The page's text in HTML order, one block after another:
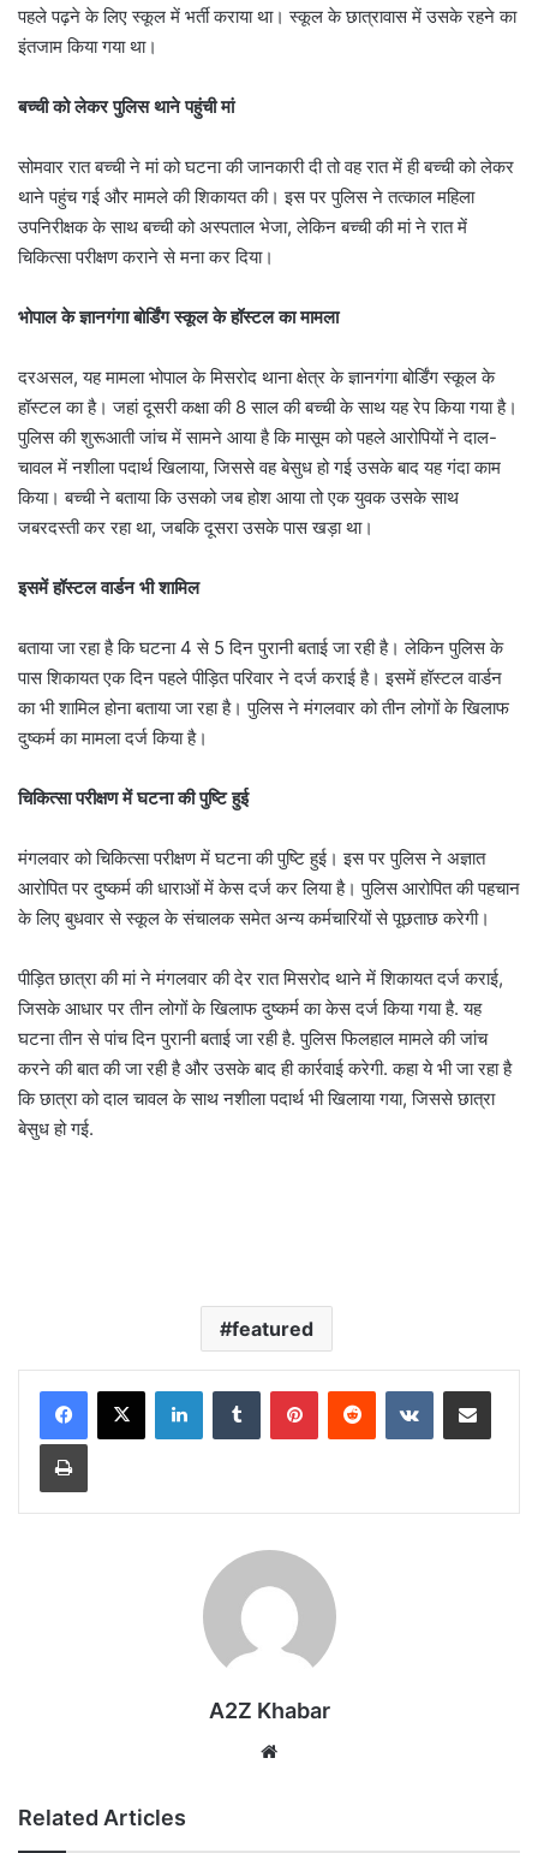
पहले पढ़ने के लिए स्कूल में भर्ती कराया था। स्कूल के छात्रावास में उसके रहने का
इंतजाम किया गया था।
बच्‍ची को लेकर पुलिस थाने पहुंची मां
सोमवार रात बच्ची ने मां को घटना की जानकारी दी तो वह रात में ही बच्ची को लेकर
थाने पहुंच गई और मामले की शिकायत की। इस पर पुलिस ने तत्काल महिला
उपनिरीक्षक के साथ बच्ची को अस्पताल भेजा, लेकिन बच्ची की मां ने रात में
चिकित्सा परीक्षण कराने से मना कर दिया।
भोपाल के ज्ञानगंगा बोर्डिंग स्कूल के हॉस्टल का मामला
दरअसल, यह मामला भोपाल के मिसरोद थाना क्षेत्र के ज्ञानगंगा बोर्डिंग स्कूल के
हॉस्टल का है। जहां दूसरी कक्षा की 8 साल की बच्ची के साथ यह रेप किया गया है।
पुलिस की शुरूआती जांच में सामने आया है कि मासूम को पहले आरोपियों ने दाल-
चावल में नशीला पदार्थ खिलाया, जिससे वह बेसुध हो गई उसके बाद यह गंदा काम
किया। बच्ची ने बताया कि उसको जब होश आया तो एक युवक उसके साथ
जबरदस्ती कर रहा था, जबकि दूसरा उसके पास खड़ा था।
इसमें हॉस्टल वार्डन भी शामिल
बताया जा रहा है कि घटना 4 से 5 दिन पुरानी बताई जा रही है। लेकिन पुलिस के
पास शिकायत एक दिन पहले पीड़ित परिवार ने दर्ज कराई है। इसमें हॉस्टल वार्डन
का भी शामिल होना बताया जा रहा है। पुलिस ने मंगलवार को तीन लोगों के खिलाफ
दुष्कर्म का मामला दर्ज किया है।
चिकित्सा परीक्षण में घटना की पुष्टि हुई
मंगलवार को चिकित्सा परीक्षण में घटना की पुष्टि हुई। इस पर पुलिस ने अज्ञात
आरोपित पर दुष्कर्म की धाराओं में केस दर्ज कर लिया है। पुलिस आरोपित की पहचान
के लिए बुधवार से स्कूल के संचालक समेत अन्य कर्मचारियों से पूछताछ करेगी।
पीड़ित छात्रा की मां ने मंगलवार की देर रात मिसरोद थाने में शिकायत दर्ज कराई,
जिसके आधार पर तीन लोगों के खिलाफ दुष्कर्म का केस दर्ज किया गया है. यह
घटना तीन से पांच दिन पुरानी बताई जा रही है. पुलिस फिलहाल मामले की जांच
करने की बात की जा रही है और उसके बाद ही कार्रवाई करेगी. कहा ये भी जा रहा है
कि छात्रा को दाल चावल के साथ नशीला पदार्थ भी खिलाया गया, जिससे छात्रा
बेसुध हो गई.
featured
LinkedInTumblr PinterestReddit VKontakteShare via Email
Print
A2Z Khabar
Related Articles